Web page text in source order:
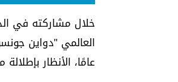
عامًا، الأنظار